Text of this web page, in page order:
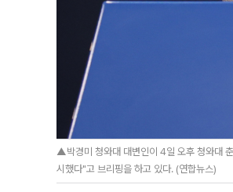
▲박경미 청와대 대변인이 4일 오후 청와대
시했다"고 브리핑을 하고 있다. (연합뉴스)